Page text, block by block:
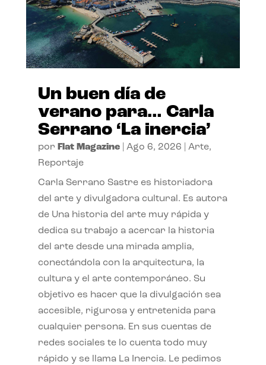
Un buen día de
verano para… Carla
Serrano ‘La inercia’
por Flat Magazine| Ago 6, 2026 Arte,
Reportaje
Carla Serrano Sastre es historiadora
del arte y divulgadora cultural. Es autora
de Una historia del arte muy rápida y
dedica su trabajo a acercar la historia
del arte desde una mirada amplia,
conectándola con la arquitectura, la
cultura y el arte contemporáneo. Su
objetivo es hacer que la divulgación sea
accesible, rigurosa y entretenida para
cualquier persona. En sus cuentas de
redes sociales te lo cuenta todo muy
rápido y se llama La Inercia. Le pedimos